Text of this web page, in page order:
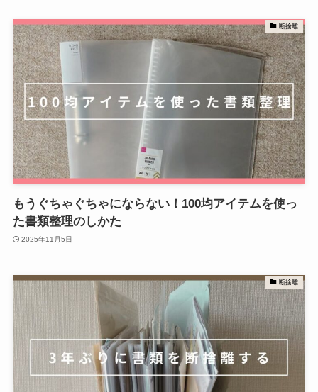
断捨離
もうぐちゃぐちゃにならない！100均アイテムを使っ
た書類整理のしかた
2025年11月5日
断捨離